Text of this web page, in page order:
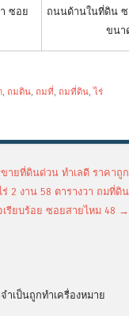
ซอย
ถนนด้านในที่ดิน ซ
ขนา
ถมดิน ถมที่ ถมที่ดิน ,ไร่
ขายที่ดินด่วน ทำเลดี ราคาถูก
2 งาน 58 ตารางวา ถมที่ดิน
เรียบร้อย ซอยสายไหม 48 →
ำเป็นถูกทำเครื่องหมาย